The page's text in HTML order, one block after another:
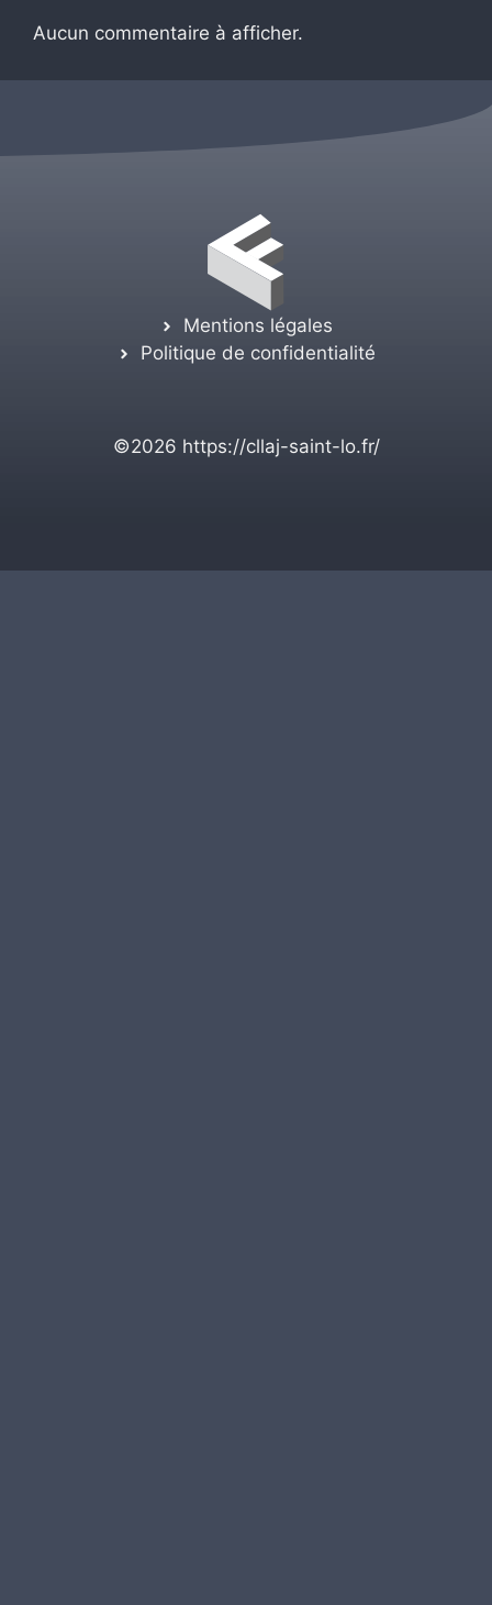
Aucun commentaire à afficher.
Mentions légales
Politique de confidentialité
©2026 https://cllaj-saint-lo.fr/